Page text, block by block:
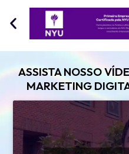
ASSISTA NOSSO
MARKETING